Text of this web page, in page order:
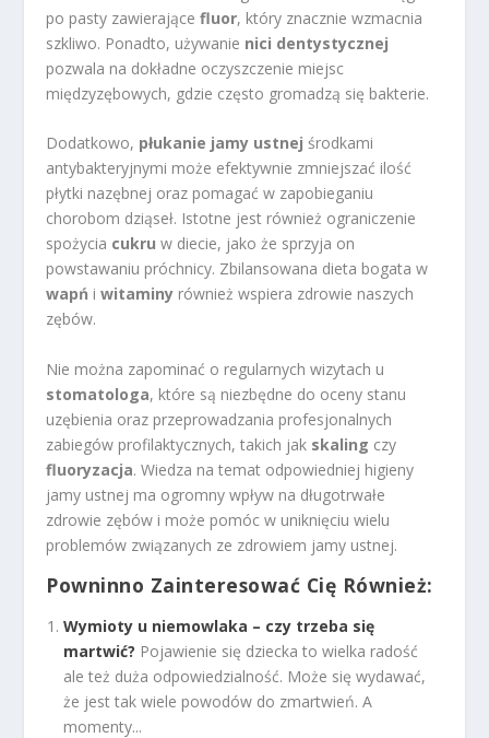
po pasty zawierającefluor, który znacznie wzmacnia
szkliwo. Ponadto, używanie nici dentystycznej
pozwala na dokładne oczyszczenie miejsc
międzyzębowych, gdzie często gromadzą się bakterie.
Dodatkowo, płukanie jamy ustnej środkami
antybakteryjnymi może efektywnie zmniejszać ilość
płytki nazębnej oraz pomagać w zapobieganiu
chorobom dziąseł. Istotne jest również ograniczenie
spożycia cukru w diecie, jako że sprzyja on
powstawaniu próchnicy. Zbilansowana dieta bogata w
wapń iwitaminy również wspiera zdrowie naszych
zębów.
Nie można zapominać o regularnych wizytach u
stomatologa, które są niezbędne do oceny stanu
uzębienia oraz przeprowadzania profesjonalnych
zabiegów profilaktycznych, takich jak skaling czy
fluoryzacja. Wiedza na temat odpowiedniej higieny
jamy ustnej ma ogromny wpływ na długotrwałe
zdrowie zębów i może pomóc w uniknięciu wielu
problemów związanych ze zdrowiem jamy ustnej.
Powninno Zainteresować Cię Również:
Wymioty u niemowlaka – czy trzeba się
martwić? Pojawienie się dziecka to wielka radość
ale też duża odpowiedzialność. Może się wydawać,
że jest tak wiele powodów do zmartwień. A
momenty...